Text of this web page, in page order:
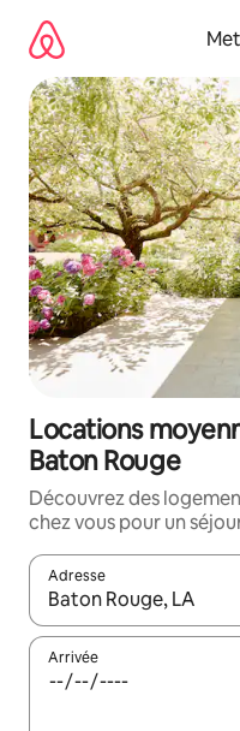
directement
contenu
Locations
Baton Rouge
Découvrez des
chez vous pour un
Adresse
Lorsque les résultats
Arrivée